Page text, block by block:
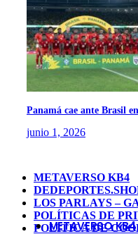
Panamá cae ante Brasil
junio 1, 2026
METAVERSO KB4
LOS PARLAYS –
POLÍTICAS DE
POLÍTICA DE
METAVERSO KB4